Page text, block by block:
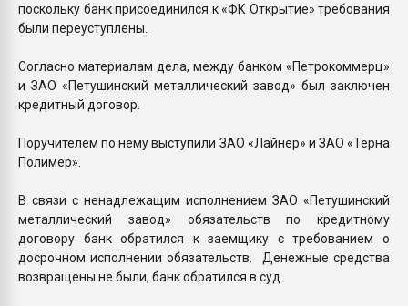
поскольку банк присоединился к «ФК Открытие» требования
были переуступлены.
Согласно материалам дела, между банком «Петрокоммерц»
и ЗАО «Петушинский металлический завод» был заключен
кредитный договор.
Поручителем по нему выступили ЗАО «Лайнер» и ЗАО «Терна
Полимер».
В связи с ненадлежащим исполнением ЗАО «Петушинский
металлический завод» обязательств по кредитному
договору банк обратился к заемщику с требованием о
досрочном исполнении обязательств. Денежные средства
возвращены не были, банк обратился в суд.